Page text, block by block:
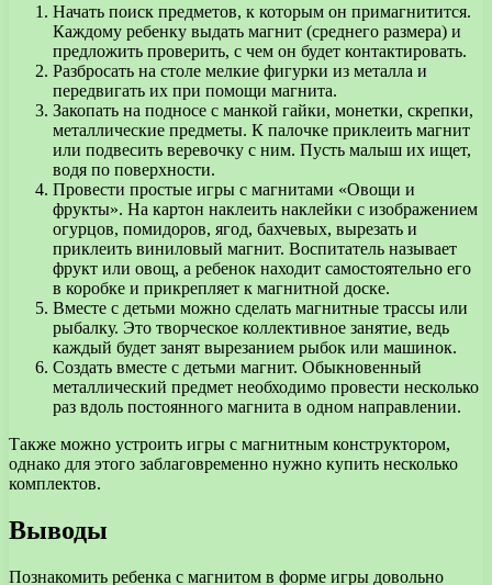
Начать поиск предметов, к которым он примагнитится.
Каждому ребенку выдать магнит (среднего размера) и
предложить проверить, с чем он будет контактировать.
Разбросать на столе мелкие фигурки из металла и
передвигать их при помощи магнита.
Закопать на подносе с манкой гайки, монетки, скрепки,
металлические предметы. К палочке приклеить магнит
или подвесить веревочку с ним. Пусть малыш их ищет,
водя по поверхности.
Провести простые игры с магнитами «Овощи и
фрукты». На картон наклеить наклейки с изображением
огурцов, помидоров, ягод, бахчевых, вырезать и
приклеить виниловый магнит. Воспитатель называет
фрукт или овощ, а ребенок находит самостоятельно его
в коробке и прикрепляет к магнитной доске.
Вместе с детьми можно сделать магнитные трассы или
рыбалку. Это творческое коллективное занятие, ведь
каждый будет занят вырезанием рыбок или машинок.
Создать вместе с детьми магнит. Обыкновенный
металлический предмет необходимо провести несколько
раз вдоль постоянного магнита в одном направлении.
Также можно устроить игры с магнитным конструктором,
однако для этого заблаговременно нужно купить несколько
комплектов.
Выводы
Познакомить ребенка с магнитом в форме игры довольно